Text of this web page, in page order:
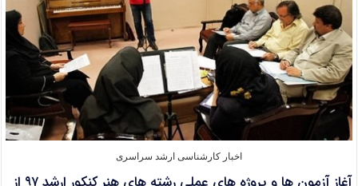
صنعتی
اخبار کارشناسی ارشد سراسری